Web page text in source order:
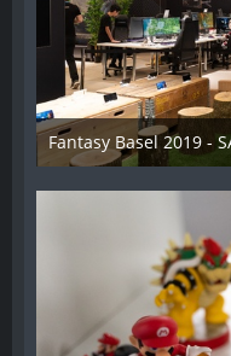
Fantasy Basel 2019 -
21. Mai 2019